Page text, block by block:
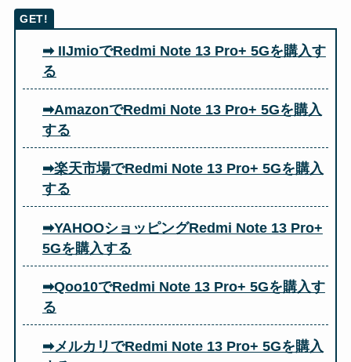
➡ IIJmioでRedmi Note 13 Pro+ 5Gを購入す
る
➡AmazonでRedmi Note 13 Pro+ 5Gを購入
する
➡楽天市場でRedmi Note 13 Pro+ 5Gを購入
する
➡YAHOOショッピングRedmi Note 13 Pro+
5Gを購入する
➡Qoo10でRedmi Note 13 Pro+ 5Gを購入す
る
➡メルカリでRedmi Note 13 Pro+ 5Gを購入